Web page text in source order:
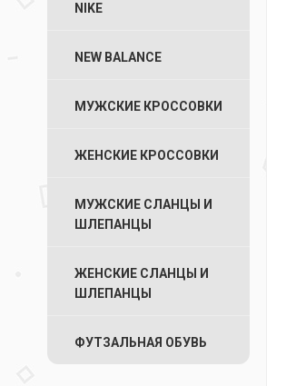
NIKE
NEW BALANCE
МУЖСКИЕ КРОССОВКИ
ЖЕНСКИЕ КРОССОВКИ
МУЖСКИЕ СЛАНЦЫ И
ШЛЕПАНЦЫ
ЖЕНСКИЕ СЛАНЦЫ И
ШЛЕПАНЦЫ
ФУТЗАЛЬНАЯ ОБУВЬ